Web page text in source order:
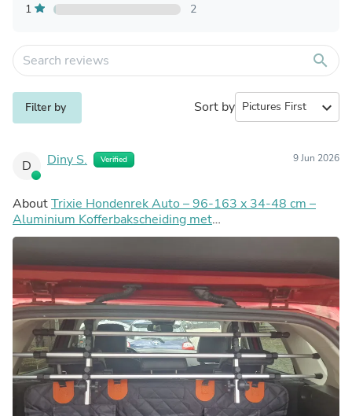
1
2
search
Filter by Sort by expand_more
D Diny S. Verified 9 Jun 2026
AboutTrixie Hondenrek Auto – 96-163 x 34-48 cm –
Aluminium Kofferbakscheiding met
Hoofdsteunbevestiging